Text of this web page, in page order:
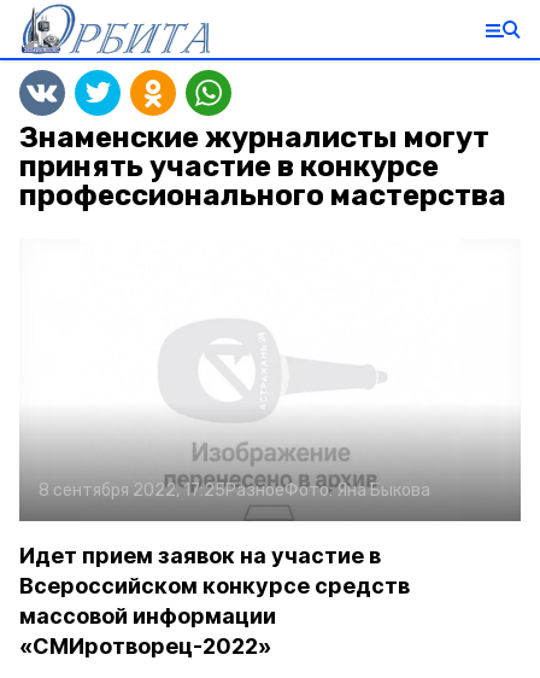
Знаменские журналисты могут
принять участие в конкурсе
профессионального мастерства
8 сентября 2022, 17:25РазноеФото:Яна Быкова
Идет прием заявок на участие в
Всероссийском конкурсе средств
массовой информации
«СМИротворец-2022»